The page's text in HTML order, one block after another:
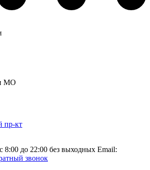
МО
пр-кт
с 8:00 до 22:00 без выходных Email:
звонок